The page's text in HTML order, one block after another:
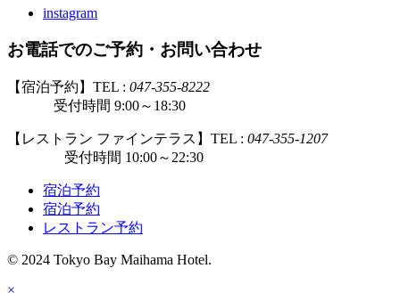
instagram
お電話でのご予約・お問い合わせ
【宿泊予約】TEL : 047-355-8222
受付時間 9:00～18:30
【レストラン ファインテラス】TEL : 047-355-1207
受付時間 10:00～22:30
宿泊予約
宿泊予約
レストラン予約
© 2024 Tokyo Bay Maihama Hotel.
×